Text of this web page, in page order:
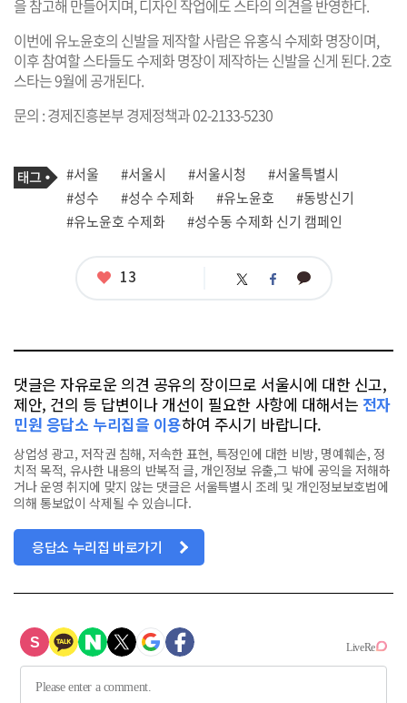
을 참고해 만들어지며, 디자인 작업에도 스타의 의견을 반영한다.
이번에 유노윤호의 신발을 제작할 사람은 유홍식 수제화 명장이며,
이후 참여할 스타들도 수제화 명장이 제작하는 신발을 신게 된다. 2호
스타는 9월에 공개된다.
문의 : 경제진흥본부 경제정책과 02-2133-5230
기
사
관
련
태
태
그
#서울 #서울시 #서울시청
#서울특별시
#성수
#성수 수제화 #유노윤호
#동방신기
#유노윤호 수제화
#성수동 수제화 신기 캠페인
좋
13 트 페 카
댓글은 자유로운 의견 공유의 장이므로 서울시에 대한 신고,
제안, 건의 등 답변이나 개선이 필요한 사항에 대해서는 전자
민원 응답소 누리집을 이용하여 주시기 바랍니다.
상업성 광고, 저작권 침해, 저속한 표현, 특정인에 대한 비방, 명예훼손, 정
치적 목적, 유사한 내용의 반복적 글, 개인정보 유출,그 밖에 공익을 저해하
거나 운영 취지에 맞지 않는 댓글은 서울특별시 조례 및 개인정보보호법에
의해 통보없이 삭제될 수 있습니다.
응답소 누리집 바로가기